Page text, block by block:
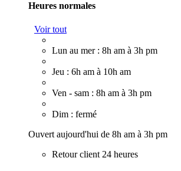
Heures normales
Voir tout
Lun au mer : 8h am à 3h pm
Jeu : 6h am à 10h am
Ven - sam : 8h am à 3h pm
Dim : fermé
Ouvert aujourd'hui de 8h am à 3h pm
Retour client 24 heures